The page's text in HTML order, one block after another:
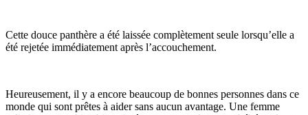
Cette douce panthère a été laissée complètement seule lorsqu’elle a
été rejetée immédiatement après l’accouchement.
Heureusement, il y a encore beaucoup de bonnes personnes dans ce
monde qui sont prêtes à aider sans aucun avantage. Une femme